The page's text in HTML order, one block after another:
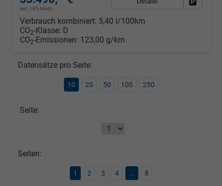
incl. 19% MwSt.
Verbrauch kombiniert: 5,40 l/100km
CO2-Klasse: D
CO2-Emissionen: 123,00 g/km
Datensätze pro Seite:
10 20 50 100 250
Seite:
Seiten:
1 2 3 4 ... 8